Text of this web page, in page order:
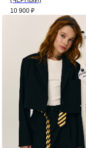
10 900 ₽